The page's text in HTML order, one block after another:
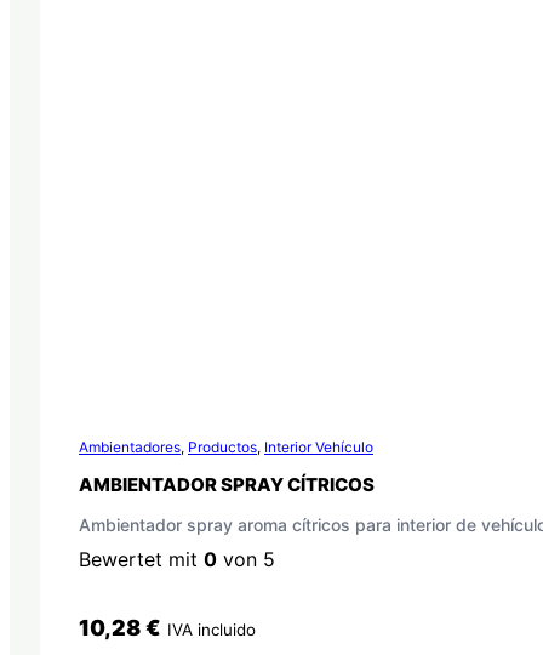
Ambientadores, Productos, Interior Vehículo
AMBIENTADOR SPRAY CÍTRICOS
Ambientador spray aroma cítricos para interior de
Bewertet mit 0 von 5
10,28€ IVA incluido